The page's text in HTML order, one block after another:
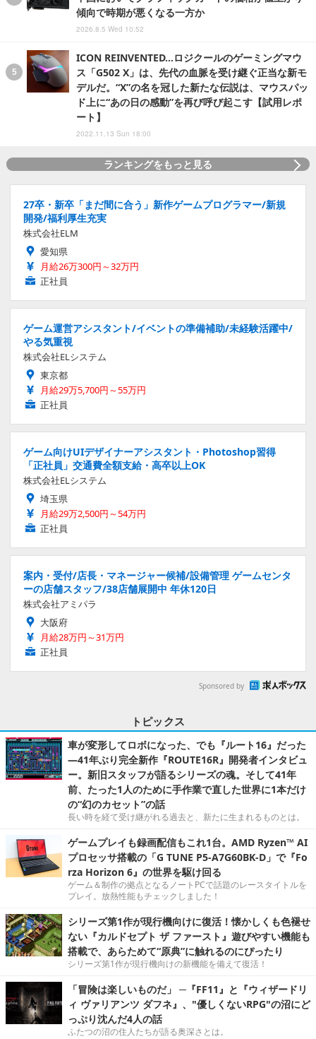
傾向で時期が悪くなる一方か
2026.8.5 Wed 10:52
ICON REINVENTED…ロジクールのゲーミングマウ
ス「G502 X」は、先代の血脈を受け継ぐ正当な新モ
デルだ。“X”の名を冠した新たな伝説は、マウスパッ
ド上に“あの日の感動”を再び呼び起こす【試用レポ
ート】
2022.11.13 Sun 18:00
ランキングをもっと見る
27卒・新卒「まだ間に合う」新作ゲームプログラマー/新規
開発/福利厚生充実
株式会社ELM
愛知県
月給26万300円～32万円
正社員
ゲーム運営アシスタント/イベントの準備補助/未経験活躍中/
やる気重視
株式会社ELシステム
東京都
月給29万5,700円～55万円
正社員
ゲーム向けUIデザイナーアシスタント・Photoshop習得
「正社員」交通費全額支給・高卒以上OK
株式会社ELシステム
埼玉県
月給29万2,500円～54万円
正社員
案内・受付/店長・マネージャー候補/設備管理 ゲームセンタ
ーの店舗スタッフ/38店舗展開中 年休120日
株式会社アミパラ
大阪府
月給28万円～31万円
正社員
Sponsored by
トピックス
車が変形してロボになった、でも『ルート16』だった
―41年ぶり完全新作『ROUTE16R』開発者インタビュ
ー。新旧スタッフが語るシリーズの魂。そして41年
前、たった1人のために手作業で直した世界に1本だけ
の“幻のカセット”の話
長い時を経て受け継がれる過去と、新たに生まれるものとは。
ゲームプレイも録画配信もこれ1台。AMD Ryzen™ AI
プロセッサ搭載の「G TUNE P5-A7G60BK-D」で『Fo
rza Horizon 6』の世界を駆け回る
ゲーム＆制作の拠点となるノートPCで話題のレースタイトルを
プレイ。放熱性能もチェックしました！
シリーズ第1作が現行機向けに復活！懐かしくも色褪せ
ない『カルドセプト ザ ファースト』遊びやすい機能も
搭載で、あらためて“原典”に触れるのにぴったり
シリーズ第1作が現行機向けの新機能を備えて復活！
「冒険は楽しいものだ」 ─『FF11』と『ウィザードリ
ィ ヴァリアンツ ダフネ』、"優しくないRPG"の沼にど
っぷり沈んだ4人の話
ふたつの沼の住人たちが語る奥深さとは。